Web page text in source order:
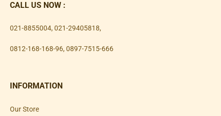
CALL US NOW :
021-8855004, 021-29405818,
0812-168-168-96, 0897-7515-666
INFORMATION
Our Store